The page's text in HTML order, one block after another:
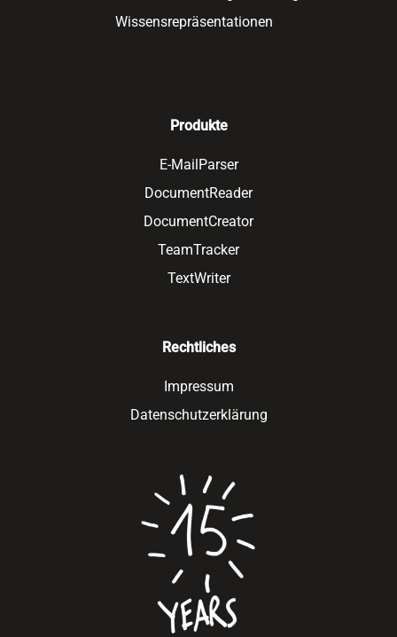
Wissensrepräsentationen
Produkte
E-MailParser
DocumentReader
DocumentCreator
TeamTracker
TextWriter
Rechtliches
Impressum
Datenschutzerklärung